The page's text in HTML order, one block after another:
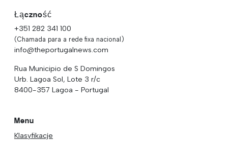
Łączność
+351 282 341 100
(Chamada para a rede fixa nacional)
info@theportugalnews.com
Rua Municipio de S Domingos
Urb. Lagoa Sol, Lote 3 r/c
8400-357 Lagoa - Portugal
Menu
Klasyfikacje